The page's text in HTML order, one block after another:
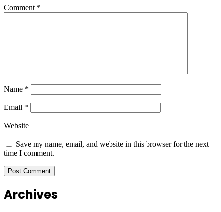
Comment *
Name *
Email *
Website
Save my name, email, and website in this browser for the next
time I comment.
Archives